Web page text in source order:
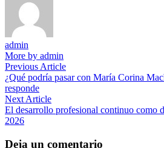
admin
More by admin
Navegación
de
entradas
Previous ArticlePrevious
article:
¿Qué podría pasar con María Corina
responde
Next ArticleNext
article:
El desarrollo profesional continuo como
2026
Deja un comentario